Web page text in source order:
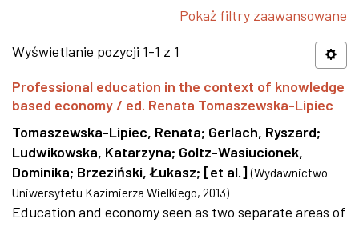
Pokaż filtry zaawansowane
Wyświetlanie pozycji 1-1 z 1
Professional education in the context of knowledge
based economy / ed. Renata Tomaszewska-Lipiec
Tomaszewska-Lipiec, Renata; Gerlach, Ryszard;
Ludwikowska, Katarzyna; Goltz-Wasiucionek,
Dominika; Brzeziński, Łukasz; [et al.] (Wydawnictwo
Uniwersytetu Kazimierza Wielkiego, 2013)
Education and economy seen as two separate areas of